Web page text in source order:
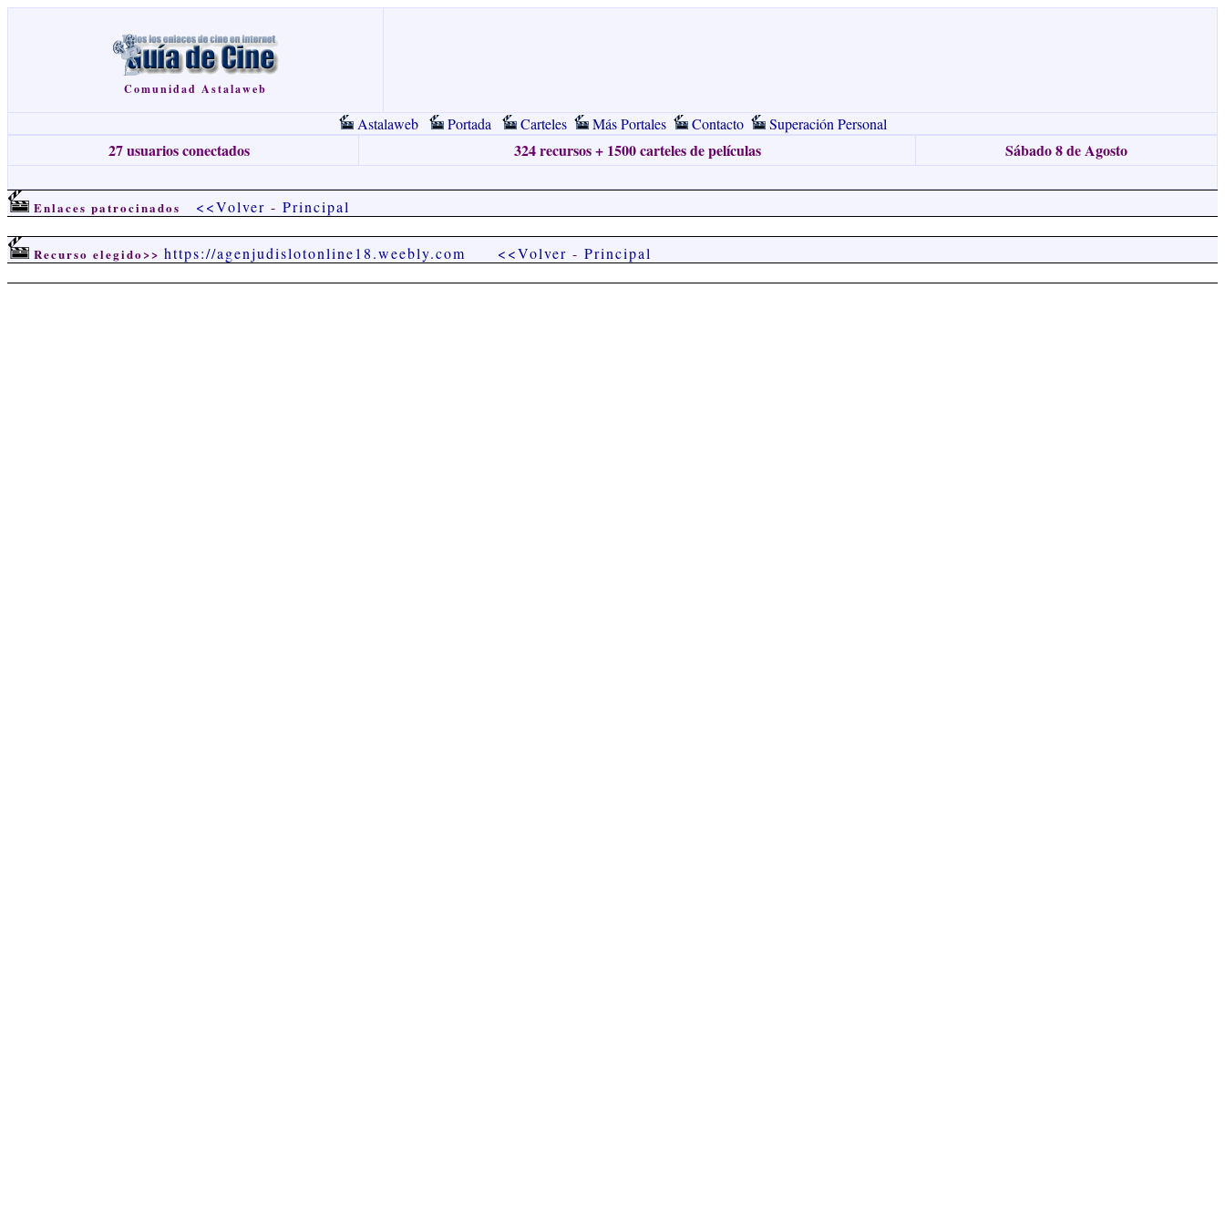
Comunidad Astalaweb
Astalaweb Portada Carteles Más Portales Contacto Superación Personal
27 usuarios conectados 324 recursos + 1500 carteles de películas Sábado 8 de Agosto
Enlaces patrocinados <<Volver - Principal
Recurso elegido>> https://agenjudislotonline18.weebly.com <<Volver - Principal